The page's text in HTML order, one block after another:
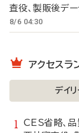
査役、製販後デ
8/6 04:30
アクセスラ
デイリ
CES省略、